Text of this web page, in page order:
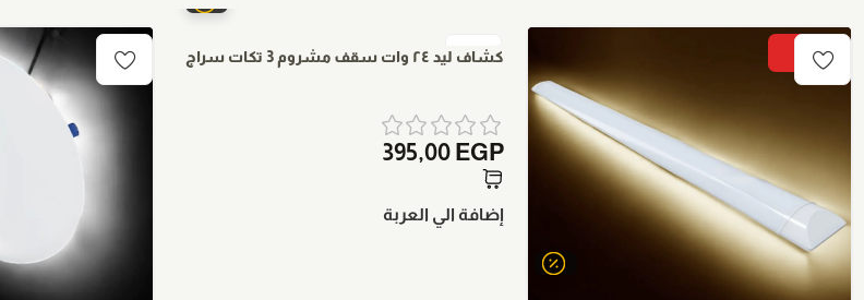
-5% كشاف ليد ٢٤ وات سقف مشروم 3 تكات سراج
395,00 EGP
إضافة الي العربة